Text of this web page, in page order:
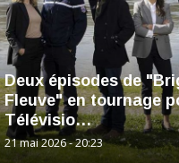
Deux épisodes de
Fleuve" en tournage
Télévisio…
21 mai 2026 - 20:23